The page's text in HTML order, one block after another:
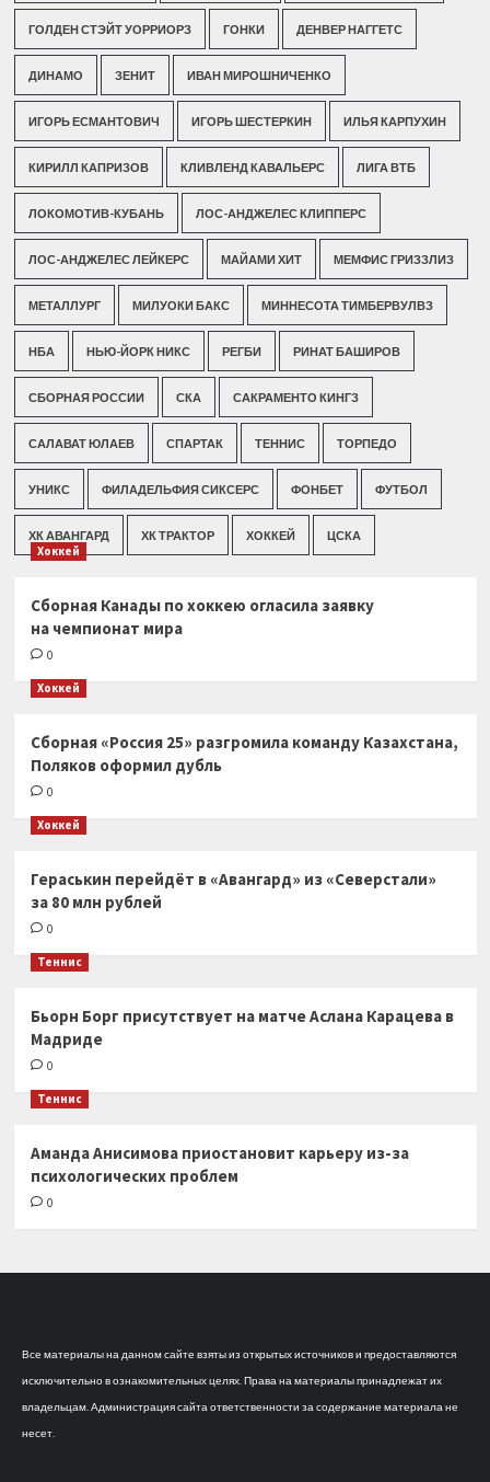
ГОЛДЕН СТЭЙТ УОРРИОРЗ ГОНКИ ДЕНВЕР НАГГЕТС
ДИНАМО ЗЕНИТ ИВАН МИРОШНИЧЕНКО
ИГОРЬ ЕСМАНТОВИЧ ИГОРЬ ШЕСТЕРКИН ИЛЬЯ КАРПУХИН
КИРИЛЛ КАПРИЗОВ КЛИВЛЕНД КАВАЛЬЕРС ЛИГА ВТБ
ЛОКОМОТИВ-КУБАНЬ ЛОС-АНДЖЕЛЕС КЛИППЕРС
ЛОС-АНДЖЕЛЕС ЛЕЙКЕРС МАЙАМИ ХИТ МЕМФИС ГРИЗЗЛИЗ
МЕТАЛЛУРГ МИЛУОКИ БАКС МИННЕСОТА ТИМБЕРВУЛВЗ
НБА НЬЮ-ЙОРК НИКС РЕГБИ РИНАТ БАШИРОВ
СБОРНАЯ РОССИИ СКА САКРАМЕНТО КИНГЗ
САЛАВАТ ЮЛАЕВ СПАРТАК ТЕННИС ТОРПЕДО
УНИКС ФИЛАДЕЛЬФИЯ СИКСЕРС ФОНБЕТ ФУТБОЛ
ХК АВАНГАРД ХК ТРАКТОР ХОККЕЙ ЦСКА
Хоккей
Сборная Канады по хоккею огласила заявку
на чемпионат мира
0
Хоккей
Сборная «Россия 25» разгромила команду Казахстана,
Поляков оформил дубль
0
Хоккей
Гераськин перейдёт в «Авангард» из «Северстали»
за 80 млн рублей
0
Теннис
Бьорн Борг присутствует на матче Аслана Карацева в
Мадриде
0
Теннис
Аманда Анисимова приостановит карьеру из-за
психологических проблем
0
Все материалы на данном сайте взяты из открытых источников и предоставляются
исключительно в ознакомительных целях. Права на материалы принадлежат их
владельцам. Администрация сайта ответственности за содержание материала не
несет.